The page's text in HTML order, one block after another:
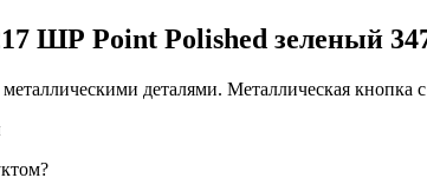
ШР Point Polished зеленый
деталями. Металлическая